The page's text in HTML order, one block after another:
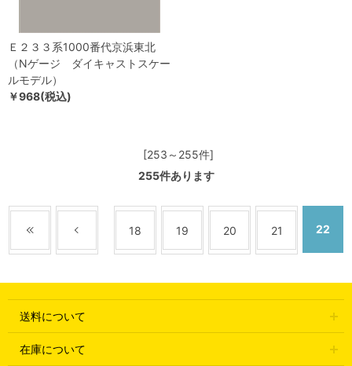
Ｅ２３３系1000番代京浜東北
（Nゲージ ダイキャストスケー
ルモデル）
￥968(税込)
[253～255件]
255件あります
18 19 20 21 22
送料について
在庫について